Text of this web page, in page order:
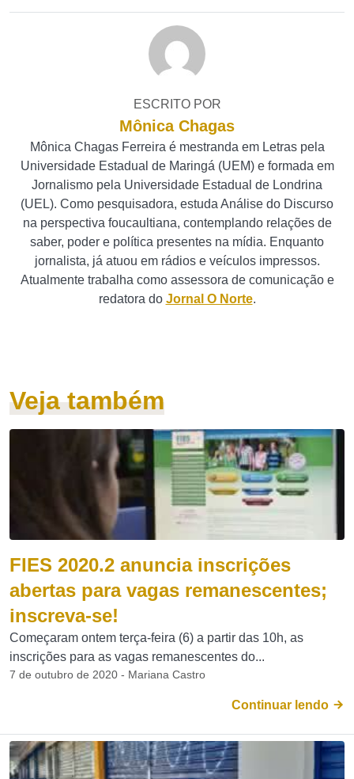
ESCRITO POR
Mônica Chagas
Mônica Chagas Ferreira é mestranda em Letras pela
Universidade Estadual de Maringá (UEM) e formada em
Jornalismo pela Universidade Estadual de Londrina
(UEL). Como pesquisadora, estuda Análise do Discurso
na perspectiva foucaultiana, contemplando relações de
saber, poder e política presentes na mídia. Enquanto
jornalista, já atuou em rádios e veículos impressos.
Atualmente trabalha como assessora de comunicação e
redatora do Jornal O Norte.
Veja também
FIES 2020.2 anuncia inscrições
abertas para vagas remanescentes;
inscreva-se!
Começaram ontem terça-feira (6) a partir das 10h, as
inscrições para as vagas remanescentes do...
7 de outubro de 2020 - Mariana Castro
Continuar lendo